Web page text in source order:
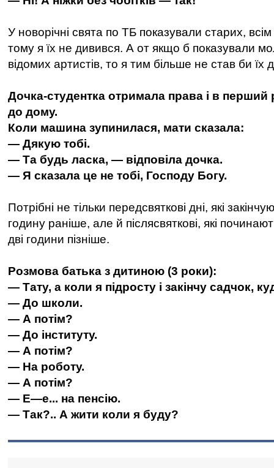
У новорічні свята по ТБ показували старих, всім
тому я їх не дивився. А от якщо б показували
відомих артистів, то я тим більше не став би їх
Дочка-студентка отримала права і в перший
до дому.
Коли машина зупинилася, мати сказала:
— Дякую тобі.
— Та будь ласка, — відповіла дочка.
— Я сказала це не тобі, Господу Богу.
Потрібні не тільки передсвяткові дні, які
годину раніше, але й післясвяткові, які
дві години пізніше.
Розмова батька з дитиною (3 роки):
— Тату, а коли я підросту і закінчу садчок,
— До школи.
— А потім?
— До інституту.
— А потім?
— На роботу.
— А потім?
— Е—е... на пенсію.
— Так?.. А жити коли я буду?